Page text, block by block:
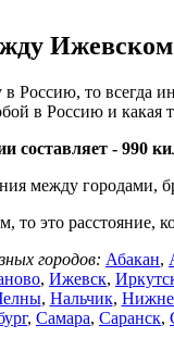
Россию, то всегда
в Россию и какая
составляет - 990
между городами,
то это расстояние,
городов: Абакан,
, Ижевск,
, Нальчик,
, Самара, Саранск,